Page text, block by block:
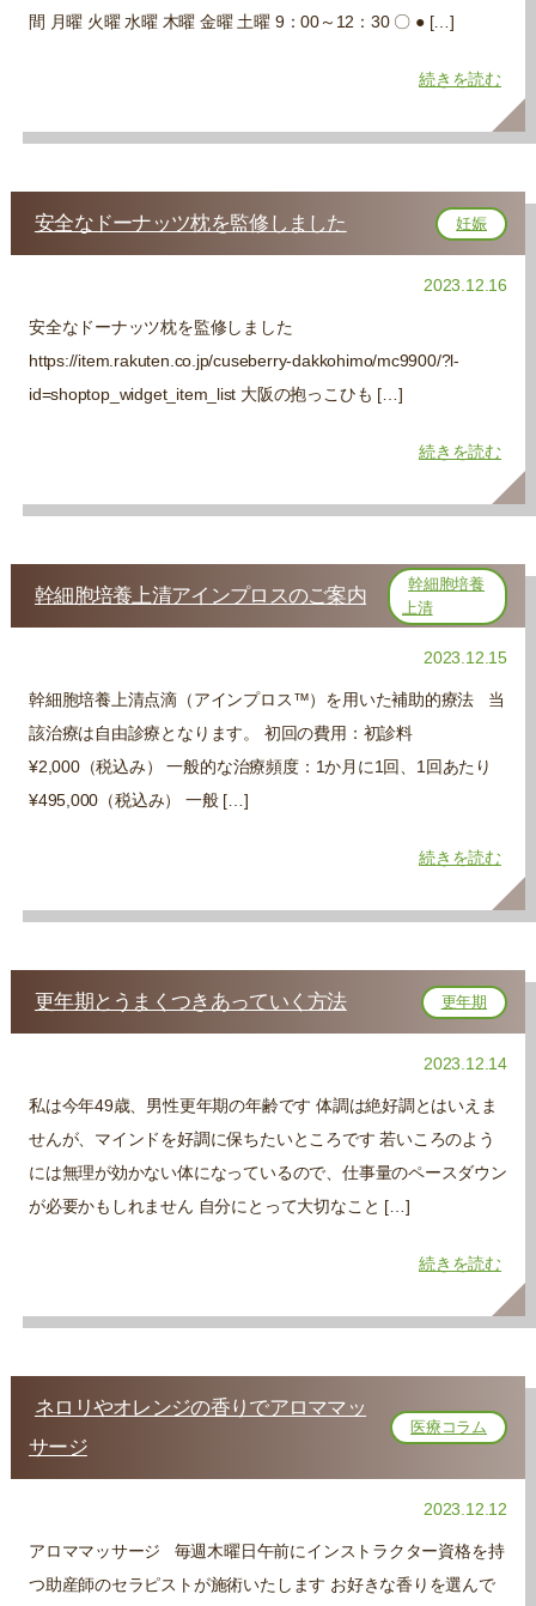
間 月曜 火曜 水曜 木曜 金曜 土曜 9：00～12：30 〇 ● […]
続きを読む
安全なドーナッツ枕を監修しました 妊娠
2023.12.16
安全なドーナッツ枕を監修しました
https://item.rakuten.co.jp/cuseberry-dakkohimo/mc9900/?l-
id=shoptop_widget_item_list 大阪の抱っこひも […]
続きを読む
幹細胞培養上清アインプロスのご案内
幹細胞培養
上清
2023.12.15
幹細胞培養上清点滴（アインプロス™）を用いた補助的療法 当
該治療は自由診療となります。 初回の費用：初診料
¥2,000（税込み） 一般的な治療頻度：1か月に1回、1回あたり
¥495,000（税込み） 一般 […]
続きを読む
更年期とうまくつきあっていく方法 更年期
2023.12.14
私は今年49歳、男性更年期の年齢です 体調は絶好調とはいえま
せんが、マインドを好調に保ちたいところです 若いころのよう
には無理が効かない体になっているので、仕事量のペースダウン
が必要かもしれません 自分にとって大切なこと […]
続きを読む
ネロリやオレンジの香りでアロママッ
サージ
医療コラム
2023.12.12
アロママッサージ 毎週木曜日午前にインストラクター資格を持
つ助産師のセラピストが施術いたします お好きな香りを選んで